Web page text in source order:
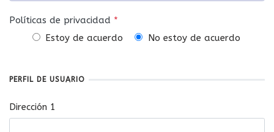
Políticas de privacidad *
Estoy de acuerdo
No estoy de acuerdo
PERFIL DE USUARIO
Dirección 1